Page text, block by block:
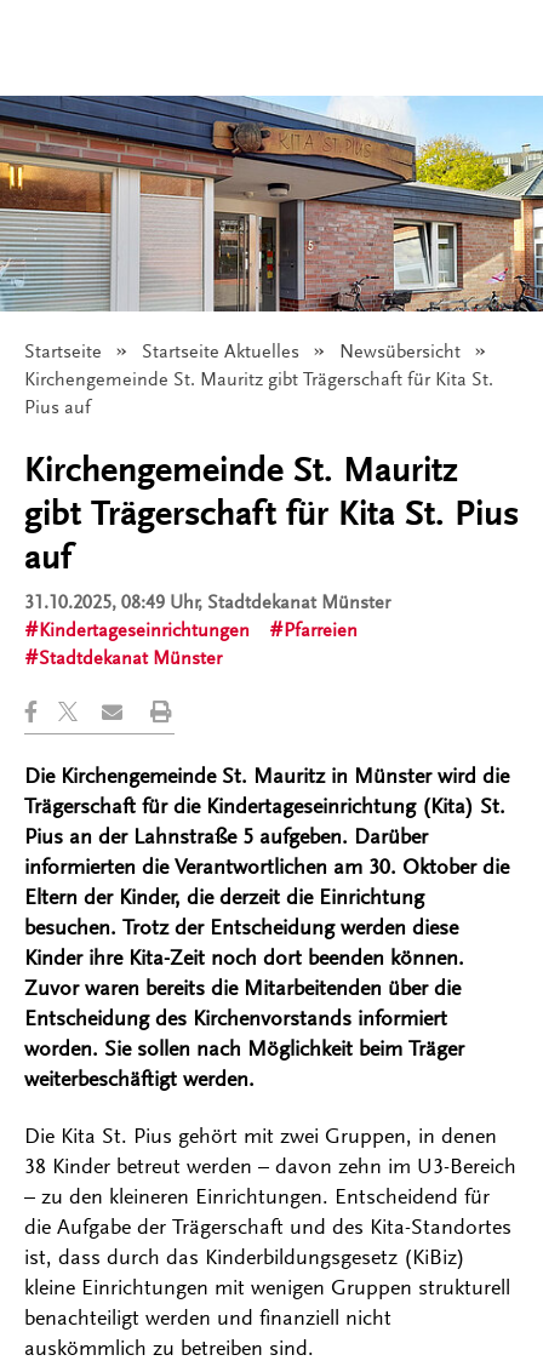
Startseite Startseite Aktuelles
Newsübersicht
Angezeigt:
Kirchengemeinde St. Mauritz gibt Trägerschaft für Kita St.
Pius auf
Kirchengemeinde St. Mauritz
gibt Trägerschaft für Kita St. Pius
auf
31.10.2025, 08:49 Uhr, Stadtdekanat Münster
Kindertageseinrichtungen
Pfarreien
Stadtdekanat Münster
Die Kirchengemeinde St. Mauritz in Münster wird die
Trägerschaft für die Kindertageseinrichtung (Kita) St.
Pius an der Lahnstraße 5 aufgeben. Darüber
informierten die Verantwortlichen am 30. Oktober die
Eltern der Kinder, die derzeit die Einrichtung
besuchen. Trotz der Entscheidung werden diese
Kinder ihre Kita-Zeit noch dort beenden können.
Zuvor waren bereits die Mitarbeitenden über die
Entscheidung des Kirchenvorstands informiert
worden. Sie sollen nach Möglichkeit beim Träger
weiterbeschäftigt werden.
Die Kita St. Pius gehört mit zwei Gruppen, in denen
38 Kinder betreut werden – davon zehn im U3-Bereich
– zu den kleineren Einrichtungen. Entscheidend für
die Aufgabe der Trägerschaft und des Kita-Standortes
ist, dass durch das Kinderbildungsgesetz (KiBiz)
kleine Einrichtungen mit wenigen Gruppen strukturell
benachteiligt werden und finanziell nicht
auskömmlich zu betreiben sind.